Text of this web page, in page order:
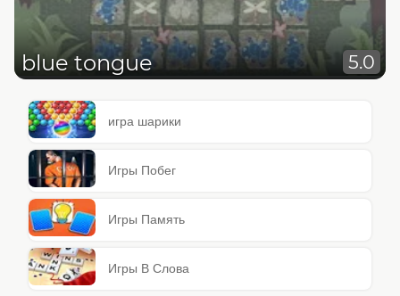
blue tongue 5.0
игра шарики
Игры Побег
Игры Память
Игры В Слова